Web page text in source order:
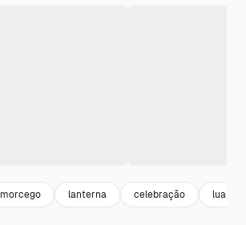
morcego lanterna celebração lua